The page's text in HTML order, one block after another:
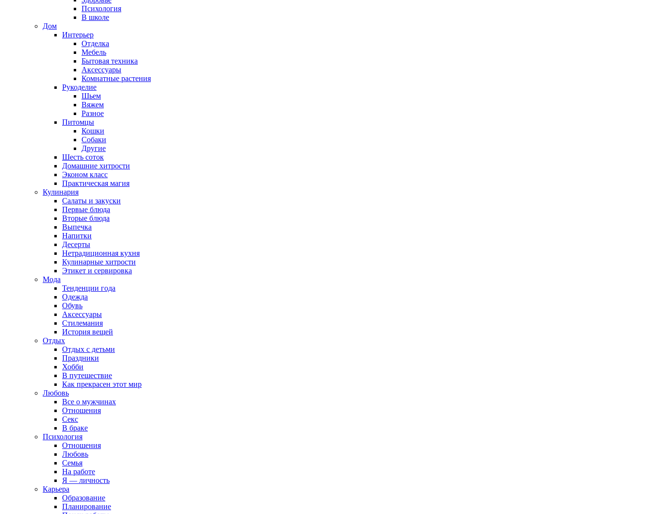
Психология
В школе
Дом
Интерьер
Отделка
Мебель
Бытовая техника
Аксессуары
Комнатные растения
Рукоделие
Шьем
Вяжем
Разное
Питомцы
Кошки
Собаки
Другие
Шесть соток
Домашние хитрости
Эконом класс
Практическая магия
Кулинария
Салаты и закуски
Первые блюда
Вторые блюда
Выпечка
Напитки
Десерты
Нетрадиционная кухня
Кулинарные хитрости
Этикет и сервировка
Мода
Тенденции года
Одежда
Обувь
Аксессуары
Стилемания
История вещей
Отдых
Отдых с детьми
Праздники
Хобби
В путешествие
Как прекрасен этот мир
Любовь
Все о мужчинах
Отношения
Секс
В браке
Психология
Отношения
Любовь
Семья
На работе
Я — личность
Карьера
Образование
Планирование